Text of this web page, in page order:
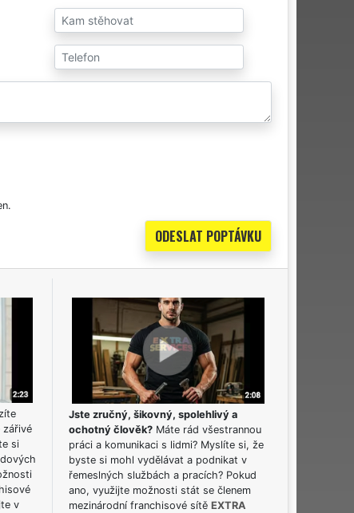
zářivé
si
v
Jste zručný, šikovný, spolehlivý a
ochotný člověk? Máte rád všestrannou
práci a komunikaci s lidmi? Myslíte si, že
byste si mohl vydělávat a podnikat v
řemeslných službách a pracích? Pokud
ano, využijte možnosti stát se členem
mezinárodní franchisové sítě EXTRA